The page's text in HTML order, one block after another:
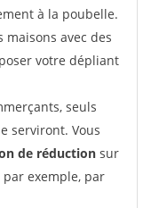
à la poubelle.
avec des
votre dépliant
seuls
serviront. Vous
de réduction sur
exemple, par